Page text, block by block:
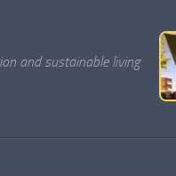
and sustainable living